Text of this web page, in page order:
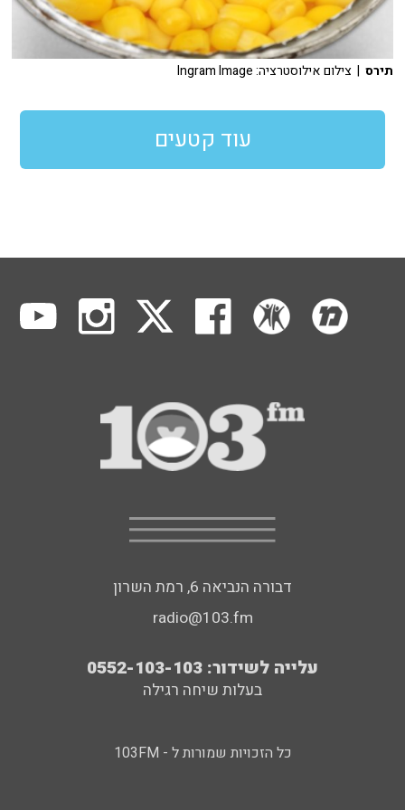
תירס | צילום אילוסטרציה: Ingram Image
עוד קטעים
דבורה הנביאה 6, רמת השרון
radio@103.fm
עלייה לשידור: 0552-103-103
בעלות שיחה רגילה
כל הזכויות שמורות ל - 103FM